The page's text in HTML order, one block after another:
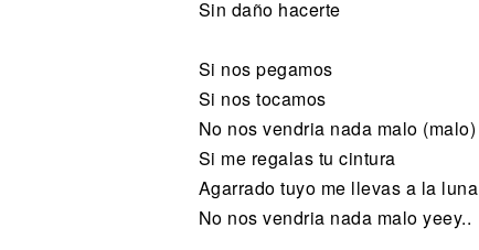
Sin daño hacerte
Si nos pegamos
Si nos tocamos
No nos vendria nada malo (malo)
Si me regalas tu cintura
Agarrado tuyo me llevas a la luna
No nos vendria nada malo yeey..